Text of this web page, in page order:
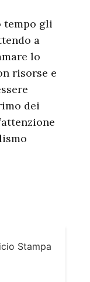
tempo gli
a
lo
risorse e
dei